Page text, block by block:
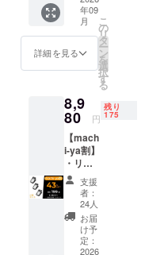
ます。
2026年
10月頃
ンライ
ン
にて一
般販売
開始予
定で
す。
定価格
より下
がる可
能性も
品が発
生する
があり
ます。
ご了承
頂いた
上でご
支援頂
けます
様お願
い致し
給状
況、製
造工程
上の都
が遅れ
る場合
があり
ます。
※皆様の
支援に
より量
産効率
が向上
した場
合、正
規販売
イト ×
２セッ
ト ・一
般販売
予定価
格：
円 ※リ
ターン
はすべ
て税・
送料込
みの金
額にな
りま
す。 ※
ご注文
状況、
使用部
年09
月
詳細を見る
こ
の
リ
タ
ー
ン
を
選
択
す
る
8,9
80 円
残り
175
【mach
i-ya割】
・リ
ターン
内容：
クリッ
プタイ
プの
LED
ソー
支援
者：
24人
お届
け予
定：
2026